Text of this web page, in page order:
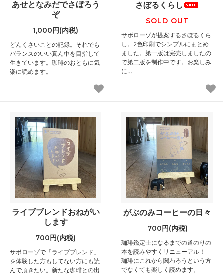
あせとなみだでさぼろう
ぞ
1,000円(内税)
どんくさいことの記録。それでも
バランスのいい真ん中を目指して
生きています。珈琲のおともに気
楽に読めます。
さぼるくらし
SOLD OUT
サボローゾが提案するさぼるくら
し。2色印刷でシンプルにまとめ
ました。第一版は完売しましたの
で第二版を制作中です。お楽しみ
に…
ライブブレンドおねがい
します
700円(内税)
サボローゾで「ライブブレンド」
を体験した方もしてない方にも読
んで頂きたい。新たな珈琲との出
がぶのみコーヒーの日々
700円(内税)
珈琲鑑定士になるまでの道のりの
本を読みやすくリニューアル！
珈琲にこれから関わろうという方
でなくても楽しく読めます。